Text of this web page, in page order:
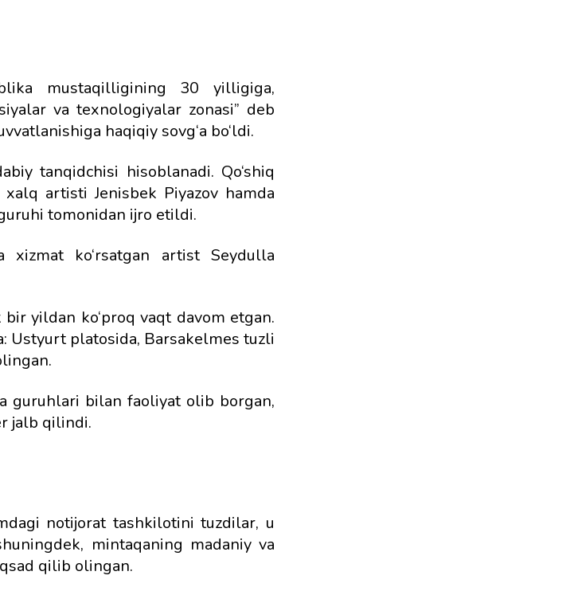
mustaqilligining 30 yilligiga,
va texnologiyalar zonasi” deb
haqiqiy sovg‘a bo‘ldi.
tanqidchisi hisoblanadi. Qo‘shiq
xalq artisti Jenisbek Piyazov hamda
tomonidan ijro etildi.
xizmat ko‘rsatgan artist Seydulla
yildan ko‘proq vaqt davom etgan.
Ustyurt platosida, Barsakelmes tuzli
guruhlari bilan faoliyat olib borgan,
jalb qilindi.
notijorat tashkilotini tuzdilar, u
mintaqaning madaniy va
qilib olingan.